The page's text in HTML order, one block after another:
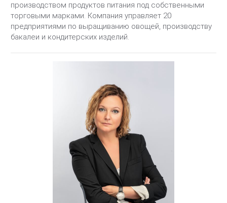
производством продуктов питания под собственными
торговыми марками. Компания управляет 20
предприятиями по выращиванию овощей, производству
бакалеи и кондитерских изделий.